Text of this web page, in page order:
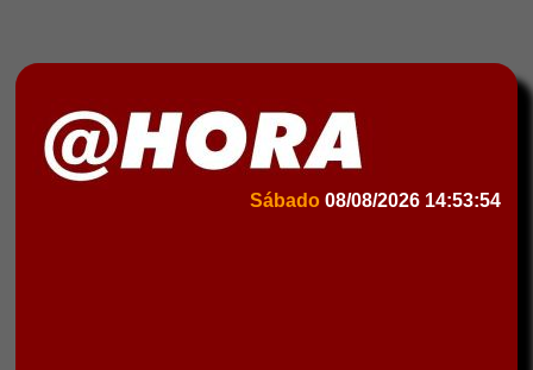
Sábado 08/08/2026 14:53:54